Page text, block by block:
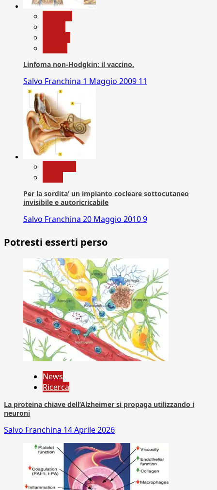
Linfoma non-Hodgkin: il vaccino.
Salvo Franchina 1 Maggio 2009 11
Per la sordita’ un impianto cocleare sottocutaneo
invisibile e autoricricabile
Salvo Franchina 20 Maggio 20109
Potresti esserti perso
News
Ricerca
La proteina chiave dell’Alzheimer si propaga utilizzando i
neuroni
Salvo Franchina 14 Aprile 2026